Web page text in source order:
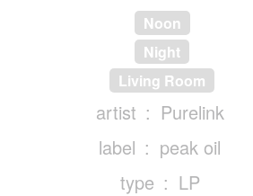
Noon
Night
Living Room
artist
Purelink
label
peak oil
type
LP